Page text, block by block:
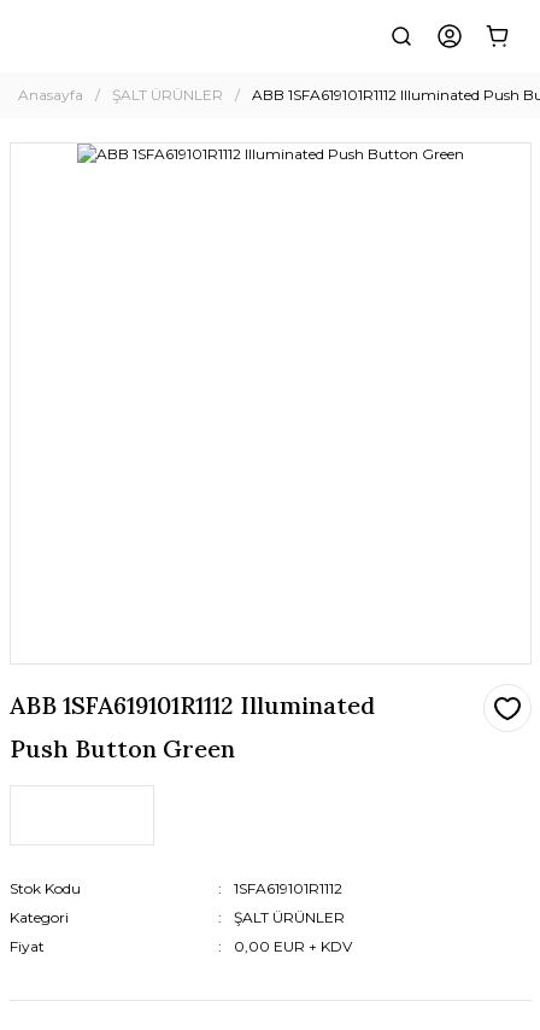
Anasayfa ŞALT ÜRÜNLER ABB 1SFA619101R1112 Illuminated Push
ABB 1SFA619101R1112 Illuminated
Push Button Green
Stok Kodu
1SFA619101R1112
Kategori
ŞALT ÜRÜNLER
Fiyat
0,00 EUR + KDV